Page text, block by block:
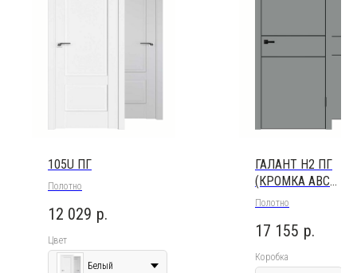
105U ПГ
Полотно
12 029 р.
Цвет
Белый
ГАЛАНТ Н2 ПГ
(КРОМКА ABС
ЧЕРНАЯ,
Полотно
17 155 р.
Коробка